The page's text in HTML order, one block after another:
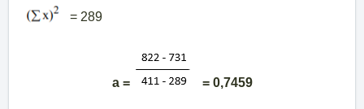
= 289
a = = 0,7459